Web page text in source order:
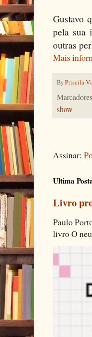
Gustavo
pela sua
outras
Mais
ByPriscila
show
Assinar:
Ultima
Livro
Paulo
livro O